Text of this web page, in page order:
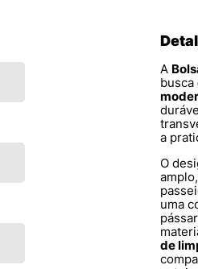
A
busca
a
O
uma
de